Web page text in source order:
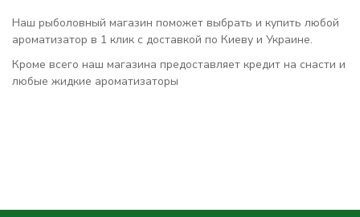
Наш рыболовный магазин поможет выбрать и купить любой
ароматизатор в 1 клик с доставкой по Киеву и Украине.
Кроме всего наш магазина предоставляет кредит на снасти и
любые жидкие ароматизаторы